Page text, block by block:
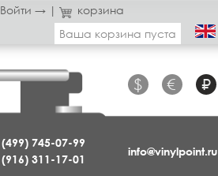
Войти → |
корзина
Ваша корзина пуста
745-07-99
311-17-01
$ € ₽
info@vinylpoint.ru